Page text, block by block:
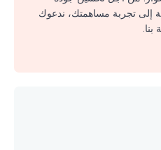
من أجل تحسين جودة
إلى تجربة مساهمتك، ندعوك